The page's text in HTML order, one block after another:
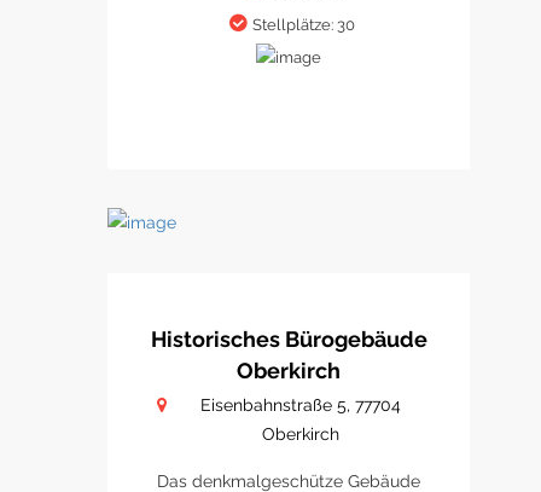
Stellplätze: 30
Historisches Bürogebäude
Oberkirch
Eisenbahnstraße 5, 77704
Oberkirch
Das denkmalgeschütze Gebäude